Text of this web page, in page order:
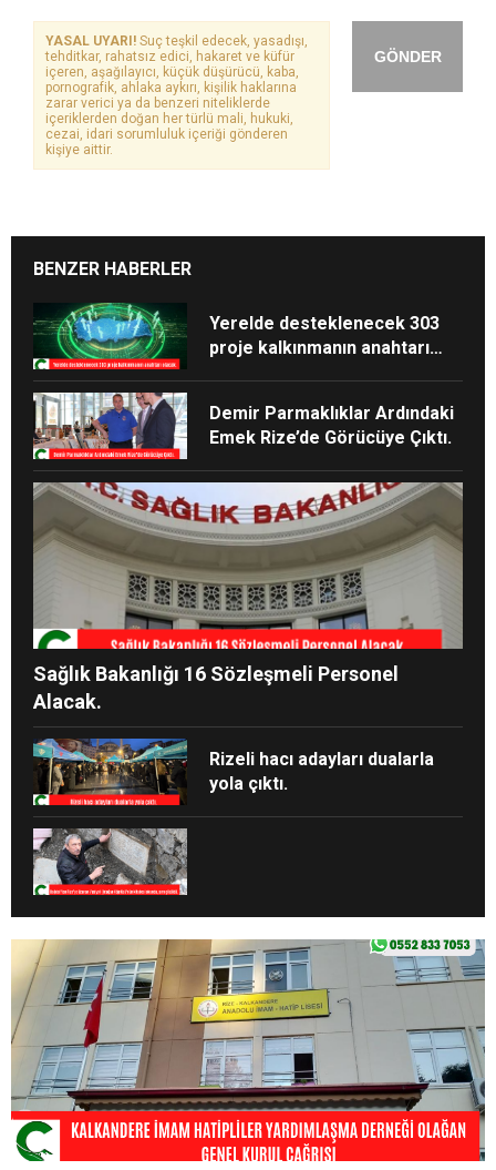
GÖNDER
YASAL UYARI! Suç teşkil edecek, yasadışı,
tehditkar, rahatsız edici, hakaret ve küfür
içeren, aşağılayıcı, küçük düşürücü, kaba,
pornografik, ahlaka aykırı, kişilik haklarına
zarar verici ya da benzeri niteliklerde
içeriklerden doğan her türlü mali, hukuki,
cezai, idari sorumluluk içeriği gönderen
kişiye aittir.
BENZER HABERLER
Yerelde desteklenecek 303
proje kalkınmanın anahtarı
Demir Parmaklıklar Ardındaki
Emek Rize’de Görücüye Çıktı.
Sağlık Bakanlığı 16 Sözleşmeli Personel
Alacak.
Rizeli hacı adayları dualarla
yola çıktı.